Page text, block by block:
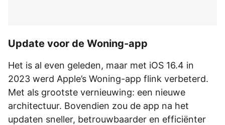
Update voor de Woning-app
Het is al even geleden, maar met iOS 16.4 in
2023 werd Apple’s Woning-app flink verbeterd.
Met als grootste vernieuwing: een nieuwe
architectuur. Bovendien zou de app na het
updaten sneller, betrouwbaarder en efficiënter